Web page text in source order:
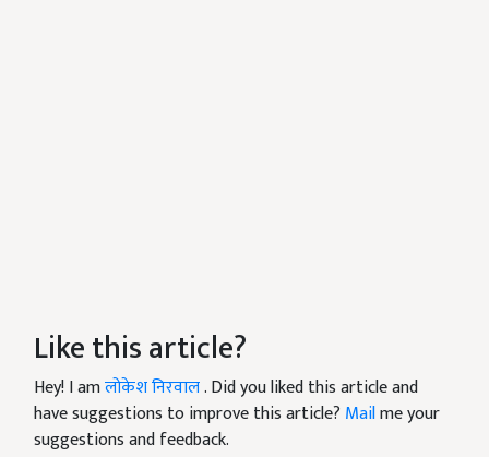
Like this article?
Hey! I amलोकेश निरवाल. Did you liked this article and
have suggestions to improve this article? Mailme your
suggestions and feedback.